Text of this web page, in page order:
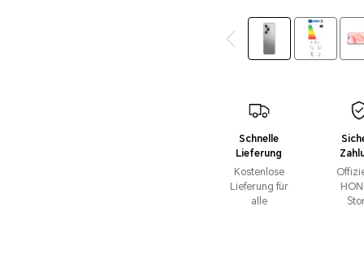
Schnelle
Lieferung
Kostenlose
Lieferung für
alle